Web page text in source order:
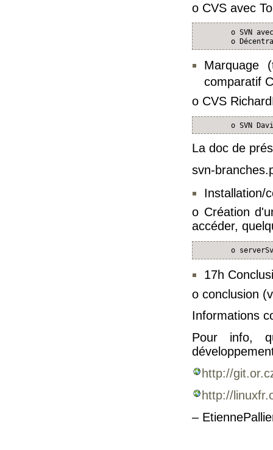
o CVS avec
o SVN
o
Marquage
comparatif
o CVS
o SVN
La doc de
svn-
Installation/
o Création
accéder,
o
17h
o conclusion
Informations
Pour info,
http://
http://
–